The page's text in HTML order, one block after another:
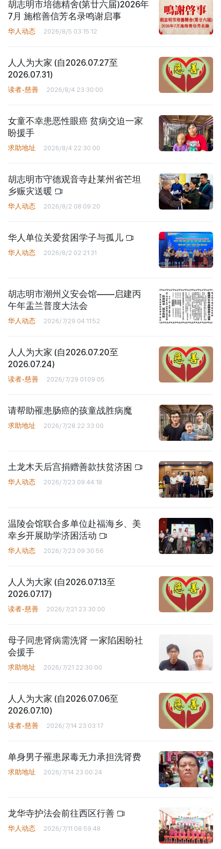
胡志明市培德精舍(第廿六届)2026年
7月 施棺善信芳名录鸣谢启事
华人动态 2026/8/5 03:15:12
人人为大家 (自2026.07.27至
2026.07.31)
读者-慈善 2026/8/4 23:30:00
女童不幸患恶性眼癌 贫病交迫一家
盼援手
求助地址 2026/8/4 22:30:00
胡志明市守德观音寺赴莱州省芒坦
乡赈灾送暖
华人动态 2026/8/2 08:09:20
华人单位关爱贫困学子与孤儿
华人动态 2026/8/2 02:21:31
胡志明市潮州义安会馆——启建丙
午年盂兰普度大法会
华人动态 2026/7/29 04:11:52
人人为大家 (自2026.07.20至
2026.07.24)
读者-慈善 2026/7/29 01:09:05
请帮助罹患肠癌的孩童战胜病魔
求助地址 2026/7/28 22:33:00
土龙木天后宫捐赠善款扶贫济困
华人动态 2026/7/23 09:44:18
温陵会馆联合多单位赴福海乡、美
幸乡开展助学济困活动
华人动态 2026/7/23 09:30:56
人人为大家 (自2026.07.13至
2026.07.17)
读者-慈善 2026/7/21 23:30:00
母子同患肾病需洗肾 一家陷困盼社
会援手
求助地址 2026/7/21 22:30:00
人人为大家 (自2026.07.06至
2026.07.10)
读者-慈善 2026/7/14 23:03:17
单身男子罹患尿毒无力承担洗肾费
求助地址 2026/7/14 23:00:24
龙华寺护法会前往西区行善
华人动态 2026/7/11 08:59:48